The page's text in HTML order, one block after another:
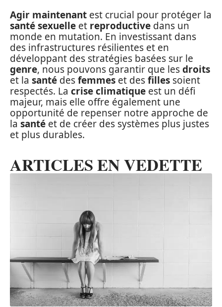
Agir maintenant est crucial pour protéger la
santé sexuelle et reproductive dans un
monde en mutation. En investissant dans
des infrastructures résilientes et en
développant des stratégies basées sur le
genre, nous pouvons garantir que lesdroits
et la santé desfemmes et desfilles soient
respectés. La crise climatique est un défi
majeur, mais elle offre également une
opportunité de repenser notre approche de
la santé et de créer des systèmes plus justes
et plus durables.
ARTICLES EN VEDETTE